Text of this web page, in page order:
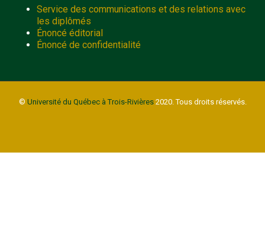
Service des communications et des relations avec
les diplômés
Énoncé éditorial
Énoncé de confidentialité
© Université du Québec à Trois-Rivières2020. Tous droits réservés.